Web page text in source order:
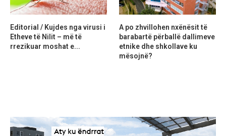
Editorial / Kujdes nga virusi i
Etheve të Nilit – më të
rrezikuar moshat e...
A po zhvillohen nxënësit të
barabartë përballë dallimeve
etnike dhe shkollave ku
mësojnë?